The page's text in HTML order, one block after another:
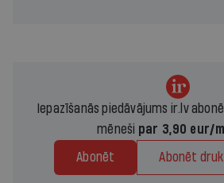
Iepazīšanās piedāvājums ir.lv
mēneši par 3,90 eur/
Abonēt Abonēt